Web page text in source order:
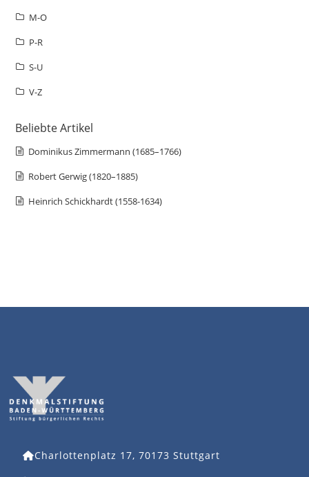
M-O
P-R
S-U
V-Z
Beliebte Artikel
Dominikus Zimmermann (1685–1766)
Robert Gerwig (1820–1885)
Heinrich Schickhardt (1558-1634)
Charlottenplatz 17, 70173 Stuttgart